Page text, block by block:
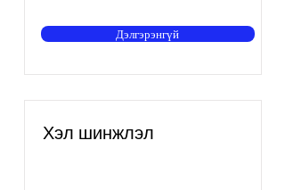
Дэлгэрэнгүй
Хэл шинжлэл